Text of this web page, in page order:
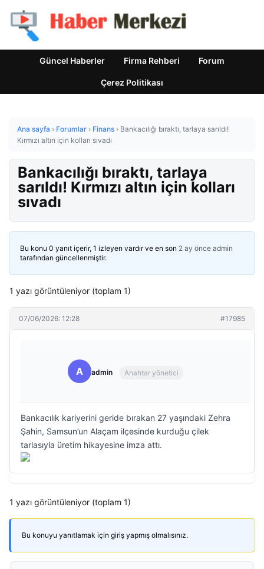
Güncel Haberler Firma Rehberi Forum
Çerez Politikası
Ana sayfa › Forumlar › Finans › Bankacılığı bıraktı, tarlaya sarıldı!
Kırmızı altın için kolları sıvadı
Bankacılığı bıraktı, tarlaya
sarıldı! Kırmızı altın için kolları
sıvadı
Bu konu 0 yanıt içerir, 1 izleyen vardır ve en son 2 ay önce admin
tarafından güncellenmiştir.
1 yazı görüntüleniyor (toplam 1)
07/06/2026: 12:28 #17985
A admin Anahtar yönetici
Bankacılık kariyerini geride bırakan 27 yaşındaki Zehra
Şahin, Samsun’un Alaçam ilçesinde kurduğu çilek
tarlasıyla üretim hikayesine imza attı.
1 yazı görüntüleniyor (toplam 1)
Bu konuyu yanıtlamak için giriş yapmış olmalısınız.